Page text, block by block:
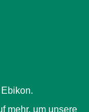
mehr, um unsere